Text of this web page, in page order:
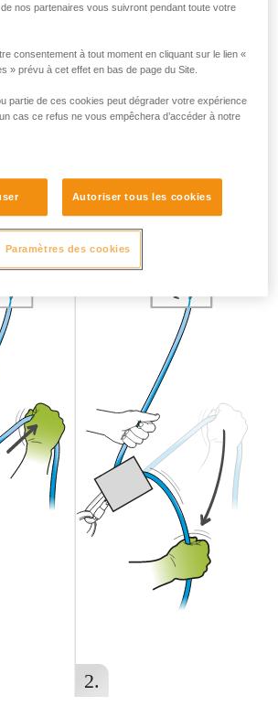
mains est valable quel que soit
lâcher la corde côté freinage.
à travers l’appareil. Ne jamais lâcher la
nos partenaires vous suivront pendant toute votre
consentement à tout moment en cliquant sur le lien «
» prévu à cet effet en bas de page du Site.
partie de ces cookies peut dégrader votre expérience
cas ce refus ne vous empêchera d’accéder à notre
Autoriser tous les cookies
Paramètres des cookies